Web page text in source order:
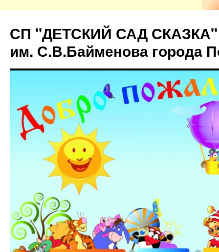
СП "ДЕТСКИЙ САД СКАЗКА"
им. С.В.Байменова города